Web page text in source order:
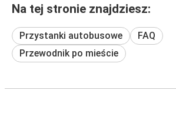
Na tej stronie znajdziesz:
Przystanki autobusowe
FAQ
Przewodnik po mieście